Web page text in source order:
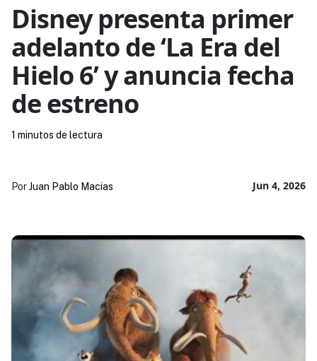
Disney presenta primer
adelanto de ‘La Era del
Hielo 6’ y anuncia fecha
de estreno
Jun 4, 2026
PorJuan Pablo Macias
1 minutos de lectura